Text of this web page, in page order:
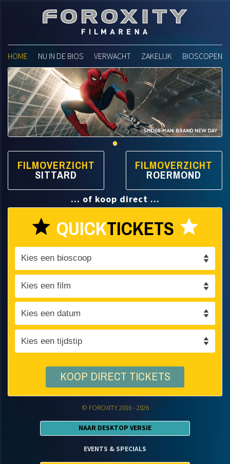
Foroxity Filmarena
HOME NU IN DE BIOS VERWACHT ZAKELIJK BIOSCOPEN
FILMOVERZICHT
SITTARD FILMOVERZICHT
ROERMOND
... of koop direct ...
star QUICKTICKETS star
KOOP DIRECT TICKETS
© FOROXITY 2016 - 2026
NAAR DESKTOP VERSIE
EVENTS & SPECIALS